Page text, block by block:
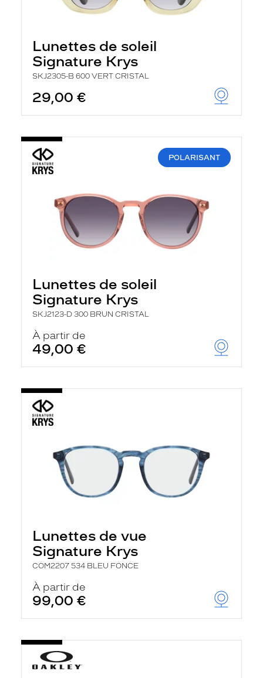
Lunettes de soleil
Signature Krys
SKJ2305-B 600 VERT CRISTAL
29,00 €
POLARISANT
Lunettes de soleil
Signature Krys
SKJ2123-D 300 BRUN CRISTAL
À partir de
49,00 €
Lunettes de vue
Signature Krys
COM2207 534 BLEU FONCE
À partir de
99,00 €